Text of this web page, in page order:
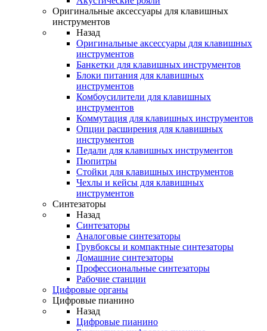
Оригинальные аксессуары для клавишных
инструментов
Назад
Оригинальные аксессуары для клавишных
инструментов
Банкетки для клавишных инструментов
Блоки питания для клавишных
инструментов
Комбоусилители для клавишных
инструментов
Коммутация для клавишных инструментов
Опции расширения для клавишных
инструментов
Педали для клавишных инструментов
Пюпитры
Стойки для клавишных инструментов
Чехлы и кейсы для клавишных
инструментов
Синтезаторы
Назад
Синтезаторы
Аналоговые синтезаторы
Грувбоксы и компактные синтезаторы
Домашние синтезаторы
Профессиональные синтезаторы
Рабочие станции
Цифровые органы
Цифровые пианино
Назад
Цифровые пианино